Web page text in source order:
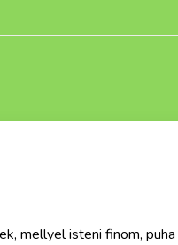
mellyel isteni finom,